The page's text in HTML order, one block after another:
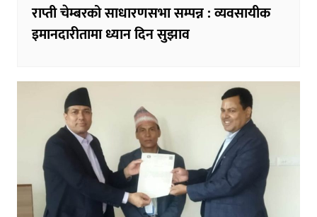
राप्ती चेम्बरको साधारणसभा सम्पन्न : व्यवसायीक
इमानदारीतामा ध्यान दिन सुझाव